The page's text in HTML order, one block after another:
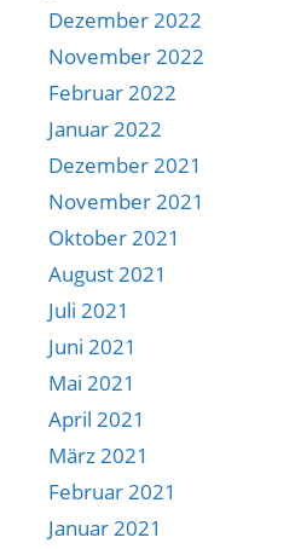
Dezember 2022
November 2022
Februar 2022
Januar 2022
Dezember 2021
November 2021
Oktober 2021
August 2021
Juli 2021
Juni 2021
Mai 2021
April 2021
März 2021
Februar 2021
Januar 2021